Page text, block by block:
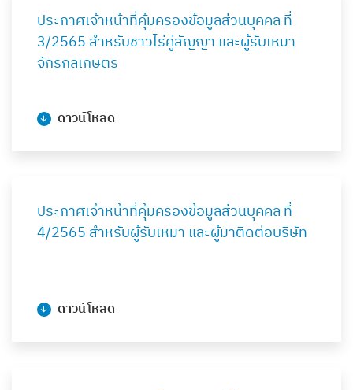
ประกาศเจ้าหน้าที่คุ้มครองข้อมูลส่วนบุคคล ที่
3/2565 สำหรับชาวไร่คู่สัญญา และผู้รับเหมา
จักรกลเกษตร
ดาวน์โหลด
ประกาศเจ้าหน้าที่คุ้มครองข้อมูลส่วนบุคคล ที่
4/2565 สำหรับผู้รับเหมา และผู้มาติดต่อบริษัท
ดาวน์โหลด